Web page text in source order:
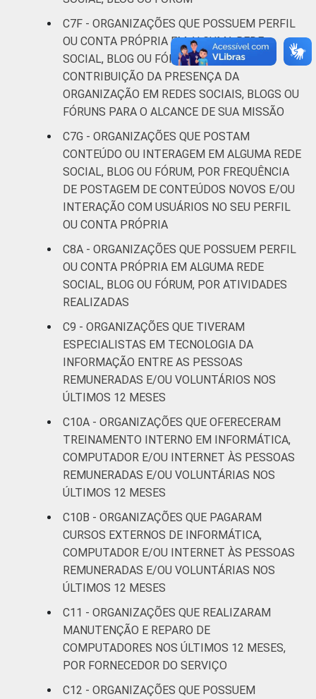
C7F - ORGANIZAÇÕES QUE POSSUEM PERFIL
OU CONTA PRÓPRIA EM ALGUMA REDE
SOCIAL, BLOG OU FÓRUM, POR GRAU DE
CONTRIBUIÇÃO DA PRESENÇA DA
ORGANIZAÇÃO EM REDES SOCIAIS, BLOGS OU
FÓRUNS PARA O ALCANCE DE SUA MISSÃO
C7G - ORGANIZAÇÕES QUE POSTAM
CONTEÚDO OU INTERAGEM EM ALGUMA REDE
SOCIAL, BLOG OU FÓRUM, POR FREQUÊNCIA
DE POSTAGEM DE CONTEÚDOS NOVOS E/OU
INTERAÇÃO COM USUÁRIOS NO SEU PERFIL
OU CONTA PRÓPRIA
C8A - ORGANIZAÇÕES QUE POSSUEM PERFIL
OU CONTA PRÓPRIA EM ALGUMA REDE
SOCIAL, BLOG OU FÓRUM, POR ATIVIDADES
REALIZADAS
C9 - ORGANIZAÇÕES QUE TIVERAM
ESPECIALISTAS EM TECNOLOGIA DA
INFORMAÇÃO ENTRE AS PESSOAS
REMUNERADAS E/OU VOLUNTÁRIOS NOS
ÚLTIMOS 12 MESES
C10A - ORGANIZAÇÕES QUE OFERECERAM
TREINAMENTO INTERNO EM INFORMÁTICA,
COMPUTADOR E/OU INTERNET ÀS PESSOAS
REMUNERADAS E/OU VOLUNTÁRIAS NOS
ÚLTIMOS 12 MESES
C10B - ORGANIZAÇÕES QUE PAGARAM
CURSOS EXTERNOS DE INFORMÁTICA,
COMPUTADOR E/OU INTERNET ÀS PESSOAS
REMUNERADAS E/OU VOLUNTÁRIAS NOS
ÚLTIMOS 12 MESES
C11 - ORGANIZAÇÕES QUE REALIZARAM
MANUTENÇÃO E REPARO DE
COMPUTADORES NOS ÚLTIMOS 12 MESES,
POR FORNECEDOR DO SERVIÇO
C12 - ORGANIZAÇÕES QUE POSSUEM